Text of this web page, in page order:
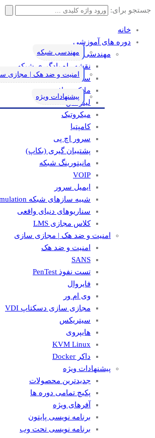
جستجو برای:
خانه
دوره های آموزشی
مهندسی شبکه
نقشه راه یادگیری شبکه
سیسکو
مایکروسافت
لینوکس
میکروتیک
کامپتیا
سرور اچ پی
پشتیبان گیری (بکاپ)
مانيتورينگ شبکه
VOIP
ایمیل سرور
شبیه سازهای شبکه Simulation
سناریوهای دنیای واقعی
کلاس مجازی LMS
امنیت و ضد هک | مجازی سازی
امنیت و ضد هک
SANS
تست نفوذ PenTest
فایروال
وی ام ور
مجازی سازی دسکتاپ VDI
سیتریکس
هایپروی
KVM Linux
داکر Docker
پیشنهادات ویژه
جدیدترین محصولات
پکیچ تمامی دوره ها
آفرهای ویژه
برنامه نویسی پایتون
برنامه نویسی تحت وب
مهندسی شبکه
امنیت و ضد هک | مجازی
پیشنهادات ویژه